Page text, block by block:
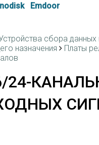
Emdoor
сбора данных
назначения
Платы
24-